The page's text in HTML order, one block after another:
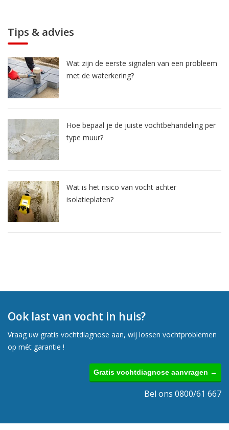
Tips & advies
Wat zijn de eerste signalen van een probleem
met de waterkering?
Hoe bepaal je de juiste vochtbehandeling per
type muur?
Wat is het risico van vocht achter
isolatieplaten?
Ook last van vocht in huis?
Vraag uw gratis vochtdiagnose aan, wij lossen vochtproblemen
op mét garantie !
Gratis vochtdiagnose aanvragen →
Bel ons 0800/61 667